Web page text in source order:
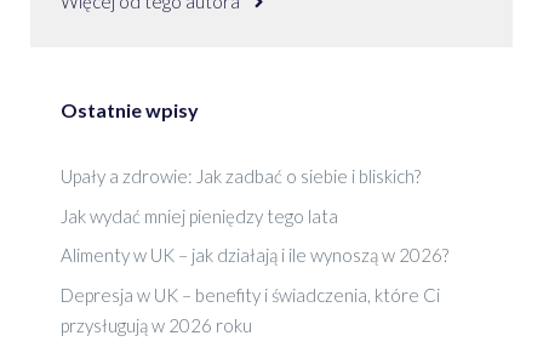
Ostatnie wpisy
Upały a zdrowie: Jak zadbać o siebie i bliskich?
Jak wydać mniej pieniędzy tego lata
Alimenty w UK – jak działają i ile wynoszą w 2026?
Depresja w UK – benefity i świadczenia, które Ci
przysługują w 2026 roku